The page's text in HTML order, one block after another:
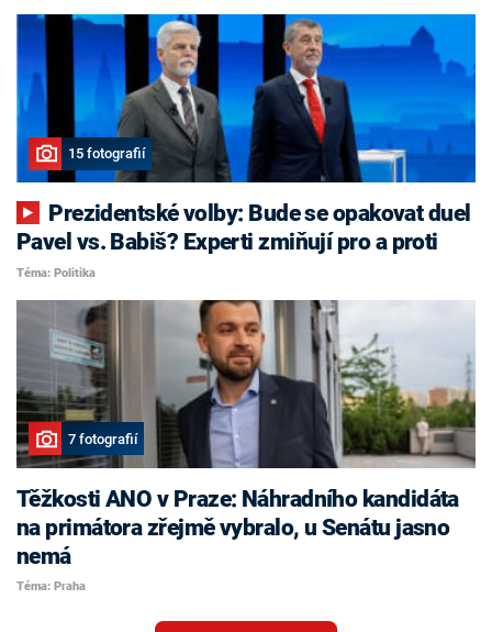
15 fotografií
Pavel vs. Babiš? Experti zmiňují pro a proti
Téma: Politika
7 fotografií
Těžkosti ANO v Praze: Náhradního kandidáta
na primátora zřejmě vybralo, u Senátu jasno
nemá
Téma: Praha